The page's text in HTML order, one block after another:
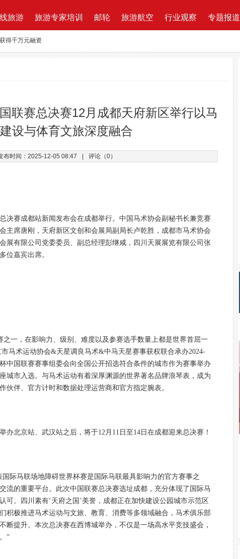
旅游 旅游专家培训 邮轮 旅游航空 行业观察 专题报道
得千万元融资
招标说明
些什么？
联赛总决赛12月成都天府新区举行以马
设与体育文旅深度融合
布时间：2025-12-05 08:47 评论（0）
决赛成都站新闻发布会在成都举行。中国马术协会副秘书长兼竞赛
主席唐刚，天府新区文创和会展局副局长卢乾胜，成都市马术协会
展有限公司党委委员、副总经理彭继咸，四川天展展览有限公司张
位嘉宾出席。
一，在影响力、级别、难度以及参赛选手数量上都是世界首屈一
马术运动协会&天星调良马术&中马天星赛事获权联合承办2024-
中国联赛赛事组委会向全国公开招选符合条件的城市作为赛事举办
城市入选。与马术运动有着深厚渊源的世界著名品牌浪琴表，成为
伙伴、官方计时和数据处理运营商和官方指定腕表。
北京站、武汉站之后，将于12月11日至14日在成都迎来总决赛！
际马联场地障碍世界杯赛是国际马联最具影响力的官方赛事之
流的重要平台。此次中国联赛总决赛选址成都，充分体现了国际马
。四川素有‘天府之国’美誉，成都正在加快建设公园城市示范区
积极推进马术运动与文旅、教育、消费等多领域融合，马术俱乐部
提升。本次总决赛在西博城举办，不仅是一场高水平竞技盛会，
”